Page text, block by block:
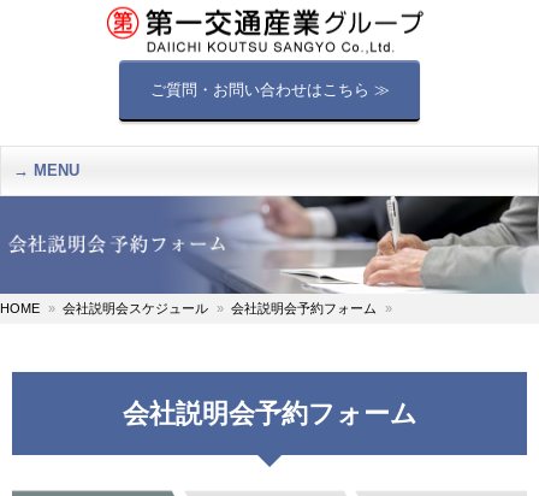
ご質問・お問い合わせはこちら ≫
MENU
HOME 会社説明会スケジュール 会社説明会予約フォーム
会社説明会予約フォーム